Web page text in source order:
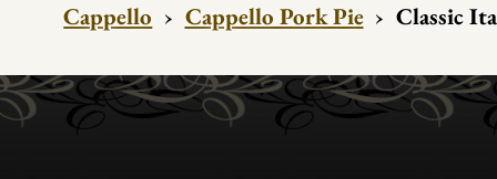
Cappello › Cappello Pork Pie › Classic